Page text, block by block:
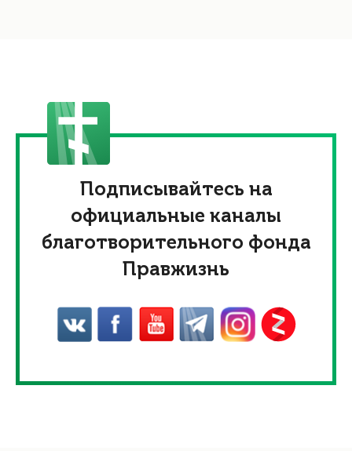
Подписывайтесь на
официальные каналы
благотворительного фонда
Правжизнь